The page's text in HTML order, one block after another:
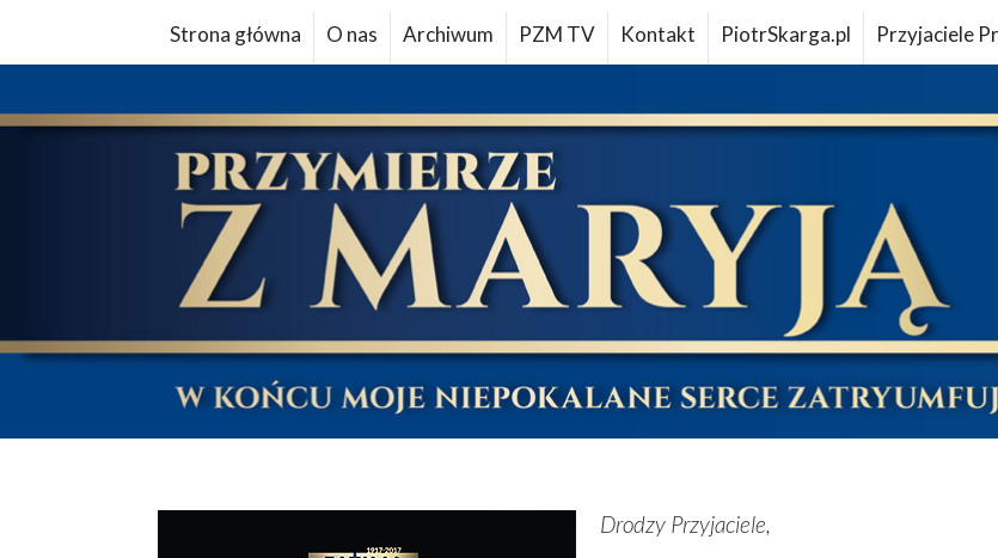
Strona główna O nas Archiwum PZM TV Kontakt PiotrSkarga.pl Przyjaciele
Drodzy Przyjaciele,